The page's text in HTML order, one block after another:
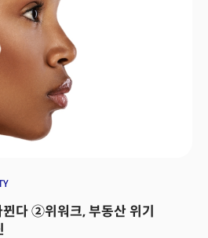
다 ②위워크, 부동산 위기